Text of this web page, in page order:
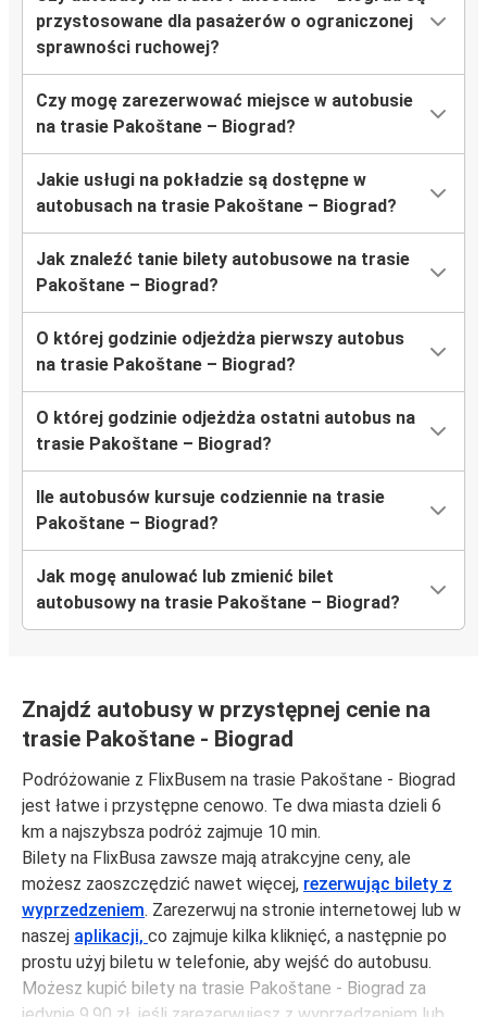
przystosowane dla pasażerów o ograniczonej
sprawności ruchowej?
Czy mogę zarezerwować miejsce w autobusie
na trasie Pakoštane – Biograd?
Jakie usługi na pokładzie są dostępne w
autobusach na trasie Pakoštane – Biograd?
Jak znaleźć tanie bilety autobusowe na trasie
Pakoštane – Biograd?
O której godzinie odjeżdża pierwszy autobus
na trasie Pakoštane – Biograd?
O której godzinie odjeżdża ostatni autobus na
trasie Pakoštane – Biograd?
Ile autobusów kursuje codziennie na trasie
Pakoštane – Biograd?
Jak mogę anulować lub zmienić bilet
autobusowy na trasie Pakoštane – Biograd?
Znajdź autobusy w przystępnej cenie na
trasie Pakoštane - Biograd
Podróżowanie z FlixBusem na trasie Pakoštane - Biograd
jest łatwe i przystępne cenowo. Te dwa miasta dzieli 6
km a najszybsza podróż zajmuje 10 min.
Bilety na FlixBusa zawsze mają atrakcyjne ceny, ale
możesz zaoszczędzić nawet więcej, rezerwując bilety z
wyprzedzeniem. Zarezerwuj na stronie internetowej lub w
naszej aplikacji, co zajmuje kilka kliknięć, a następnie po
prostu użyj biletu w telefonie, aby wejść do autobusu.
Możesz kupić bilety na trasie Pakoštane - Biograd za